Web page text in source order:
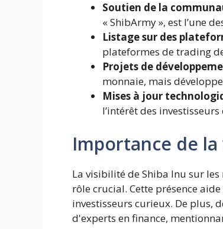
Soutien de la
« ShibArmy », est l’une
Listage sur des
plateformes de trading
Projets de
monnaie, mais
Mises à jour
l’intérêt des investisseurs
Importance de
La visibilité de Shiba Inu sur
rôle crucial. Cette présence
investisseurs curieux. De plus,
d'experts en finance,